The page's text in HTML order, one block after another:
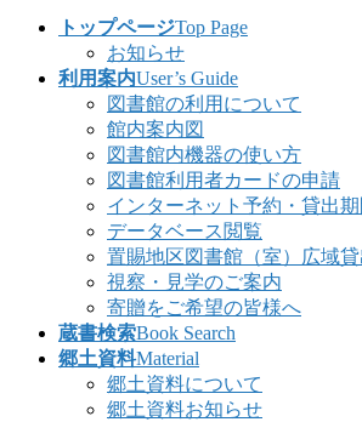
トップページTop Page
お知らせ
利用案内User’s Guide
図書館の利用について
館内案内図
図書館内機器の使い方
図書館利用者カードの申請
インターネット予約・貸出
データベース閲覧
置賜地区図書館（室）広域貸
視察・見学のご案内
寄贈をご希望の皆様へ
蔵書検索Book Search
郷土資料Material
郷土資料について
郷土資料お知らせ